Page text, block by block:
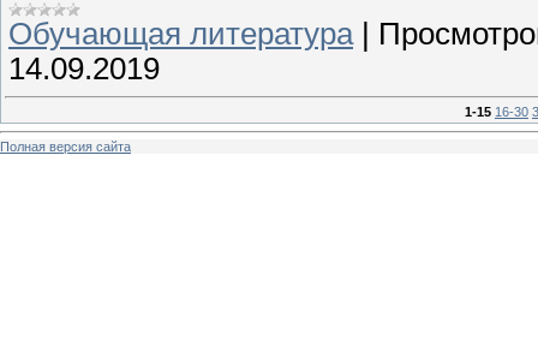
Обучающая литература|
14.09.2019
1-15 16-30
Полная версия сайта